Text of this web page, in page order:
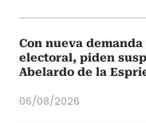
Con nueva
electoral, piden
Abelardo de la
06/08/2026